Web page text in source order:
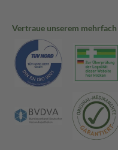
Vertraue unserem